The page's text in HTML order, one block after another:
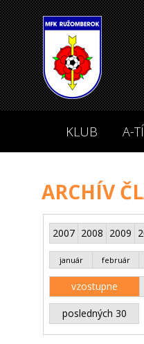
KLUB A-
ARCHÍV
2007 2008 2009
január február
vzostupne
posledných 30